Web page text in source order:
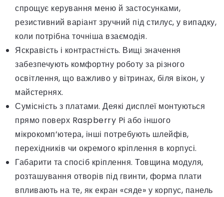
спрощує керування меню й застосунками,
резистивний варіант зручний під стилус, у випадку,
коли потрібна точніша взаємодія.
Яскравість і контрастність. Вищі значення
забезпечують комфортну роботу за різного
освітлення, що важливо у вітринах, біля вікон, у
майстернях.
Сумісність з платами. Деякі дисплеї монтуються
прямо поверх Raspberry Pi або іншого
мікрокомп’ютера, інші потребують шлейфів,
перехідників чи окремого кріплення в корпусі.
Габарити та спосіб кріплення. Товщина модуля,
розташування отворів під гвинти, форма плати
впливають на те, як екран «сяде» у корпус, панель